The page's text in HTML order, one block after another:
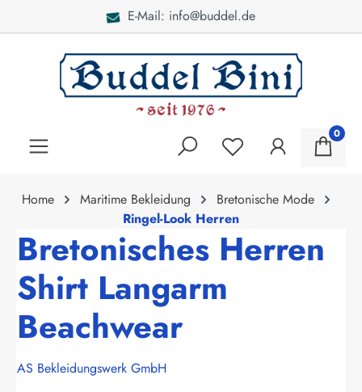
E-Mail: info@buddel.de
0
Home Maritime Bekleidung
Bretonische Mode
Ringel-Look Herren
Bretonisches Herren
Shirt Langarm
Beachwear
AS Bekleidungswerk GmbH